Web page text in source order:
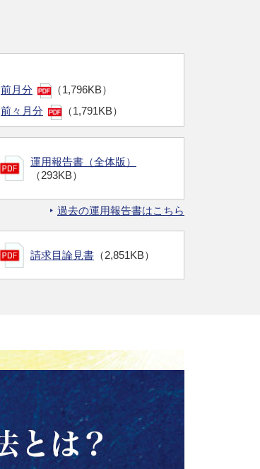
前月分
（1,796KB）
前々月分
（1,791KB）
運用報告書（全体版）
（293KB）
過去の運用報告書はこちら
請求目論見書 （2,851KB）